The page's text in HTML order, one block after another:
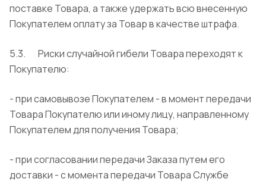
поставке Товара, а также удержать всю внесенную
Покупателем оплату за Товар в качестве штрафа.
5.3. Риски случайной гибели Товара переходят к
Покупателю:
- при самовывозе Покупателем - в момент передачи
Товара Покупателю или иному лицу, направленному
Покупателем для получения Товара;
- при согласовании передачи Заказа путем его
доставки - с момента передачи Товара Службе